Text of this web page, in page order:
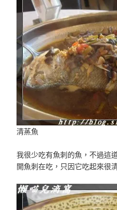
清蒸魚
我很少吃有魚刺的魚，不過這
開魚刺在吃，只因它吃起來很